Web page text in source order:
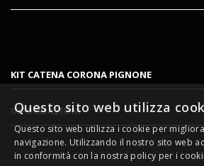
KIT CATENA CORONA PIGNONE
INFORMAZIONI
Questo sito web utilizza
Questo sito web utilizza i cookie per
navigazione. Utilizzando il nostro sito web
in conformità con la nostra policy per i